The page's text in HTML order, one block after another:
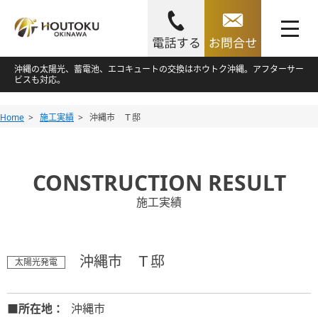
toggle
navigation
Skip
to
content
沖縄の太陽光、蓄電池、エコキュートの交換はホウトク沖縄。アフターサー
ビスも対応。
Skip
Home 施工実績 沖縄市 Ｔ邸
CONSTRUCTION RESULT
施工実績
太陽光発電 沖縄市 Ｔ邸
■所在地：
沖縄市